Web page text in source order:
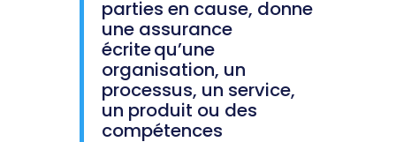
parties en cause, donne
une assurance
écrite qu’une
organisation, un
processus, un service,
un produit ou des
compétences